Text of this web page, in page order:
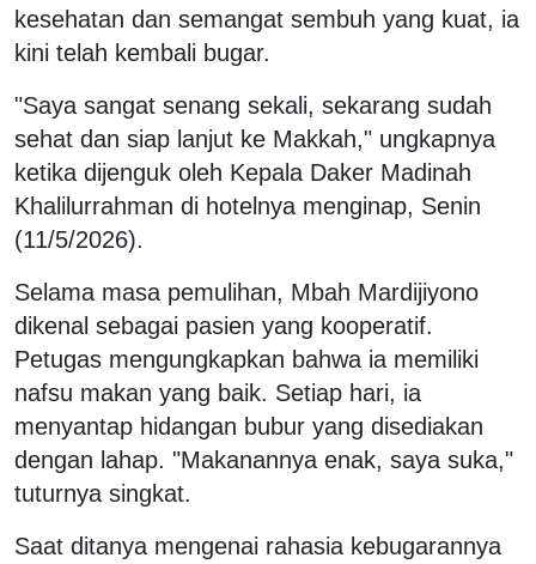
kesehatan dan semangat sembuh yang kuat, ia
kini telah kembali bugar.
"Saya sangat senang sekali, sekarang sudah
sehat dan siap lanjut ke Makkah," ungkapnya
ketika dijenguk oleh Kepala Daker Madinah
Khalilurrahman di hotelnya menginap, Senin
(11/5/2026).
Selama masa pemulihan, Mbah Mardijiyono
dikenal sebagai pasien yang kooperatif.
Petugas mengungkapkan bahwa ia memiliki
nafsu makan yang baik. Setiap hari, ia
menyantap hidangan bubur yang disediakan
dengan lahap. "Makanannya enak, saya suka,"
tuturnya singkat.
Saat ditanya mengenai rahasia kebugarannya